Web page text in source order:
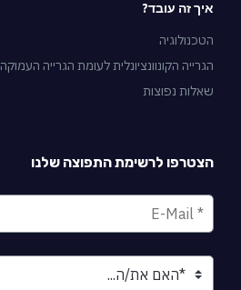
איך זה עובד?
הטכנולוגיה
הגרייה הקונוונציונלית לעומת הגרייה העמוקה
שאלות נפוצות
הצטרפו לרשימת התפוצה שלנו